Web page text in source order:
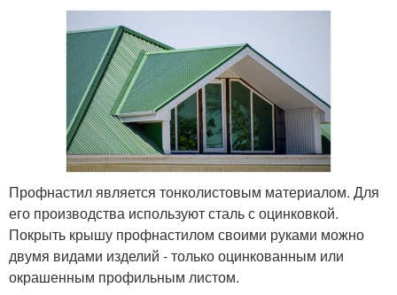
Профнастил является тонколистовым материалом. Для
его производства используют сталь с оцинковкой.
Покрыть крышу профнастилом своими руками можно
двумя видами изделий - только оцинкованным или
окрашенным профильным листом.